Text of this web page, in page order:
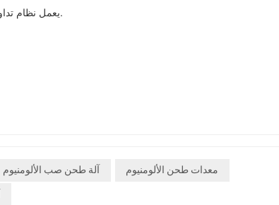
• يعمل نظام تداول سائل التبريد المتكامل على تحسين جودة السطح وتقليل تآكل الأداة.
آلة طحن صب الألومنيوم معدات طحن الألومنيوم